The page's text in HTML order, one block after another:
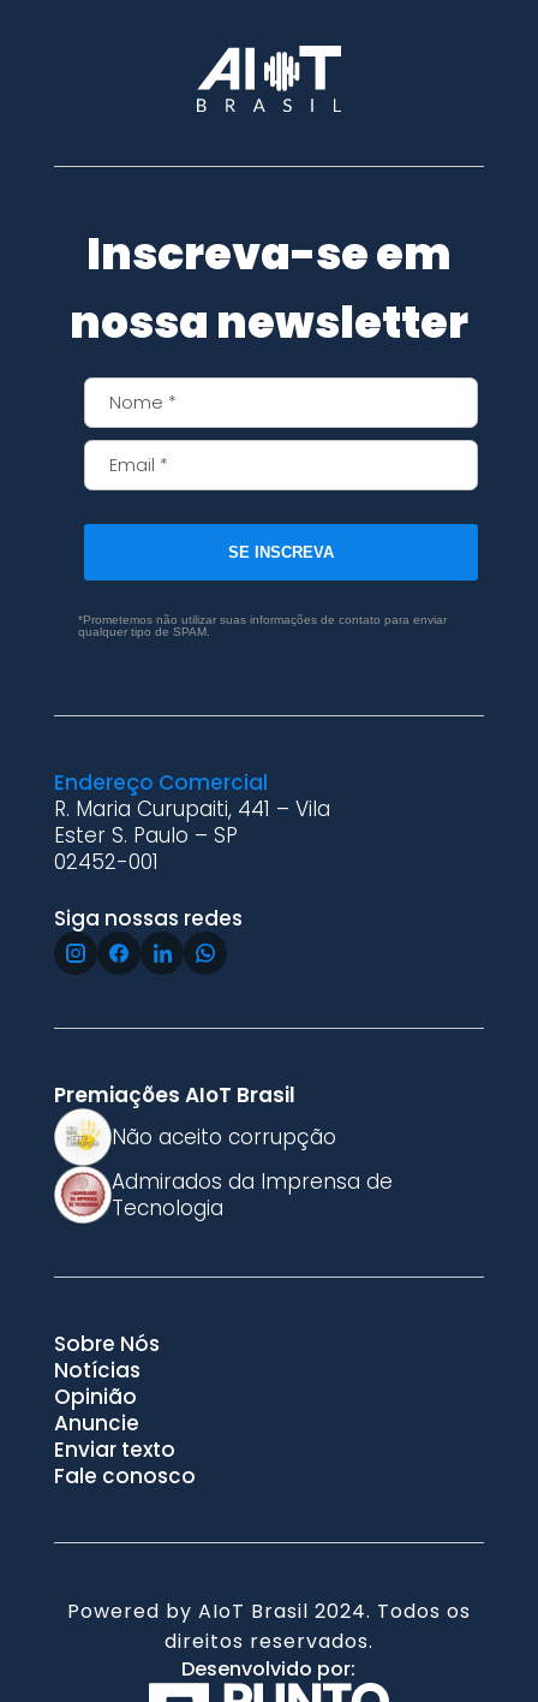
Inscreva-se em
nossa newsletter
SE INSCREVA
*Prometemos não utilizar suas informações de contato para enviar
qualquer tipo de SPAM.
Endereço Comercial
R. Maria Curupaiti, 441 – Vila
Ester S. Paulo – SP
02452-001
Siga nossas redes
Premiações AIoT Brasil
Não aceito corrupção
Admirados da Imprensa de
Tecnologia
Sobre Nós
Notícias
Opinião
Anuncie
Enviar texto
Fale conosco
Powered by AIoT Brasil 2024. Todos os
direitos reservados.
Desenvolvido por: